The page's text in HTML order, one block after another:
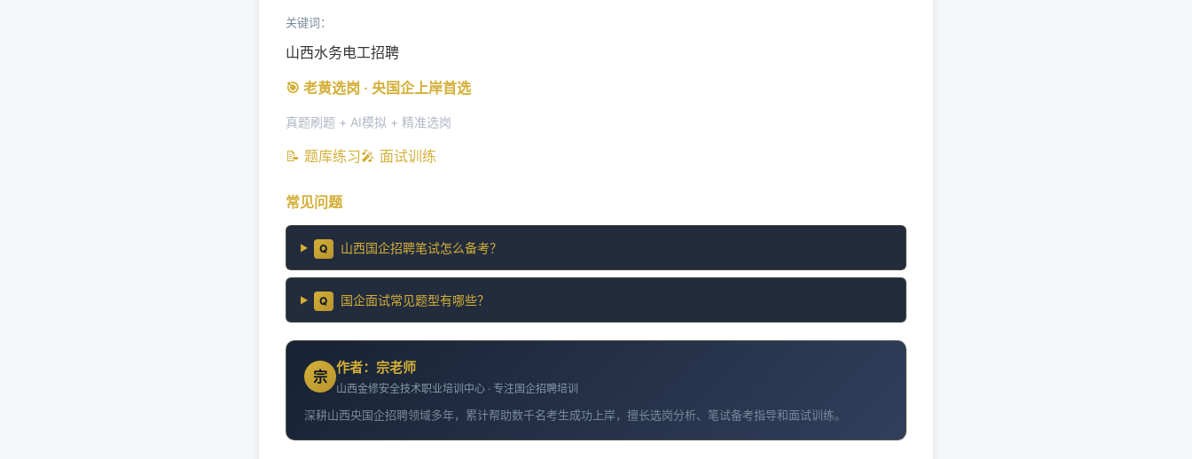
关键词：
山西水务电工招聘
🎯 老黄选岗 · 央国企上岸首选
真题刷题 + AI模拟 + 精准选岗
📝 题库练习🎤 面试训练
常见问题
Q 山西国企招聘笔试怎么备考？
Q 国企面试常见题型有哪些？
宗
作者：宗老师
山西金修安全技术职业培训中心 · 专注国企招聘培训
深耕山西央国企招聘领域多年，累计帮助数千名考生成功上岸，擅长选岗分析、笔试备考指导和面试训练。